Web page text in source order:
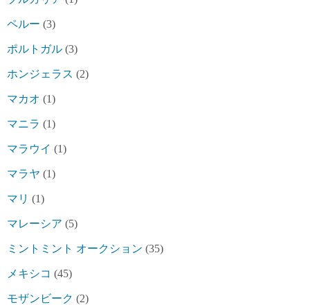
ペルー (3)
ポルトガル (3)
ホンジェラス (2)
マカオ (1)
マニラ (1)
マラウイ (1)
マラヤ (1)
マリ (1)
マレーシア (5)
ミントミント オークション (35)
メキシコ (45)
モザンビーク (2)